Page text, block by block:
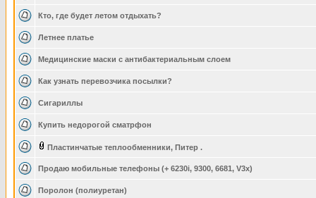
Кто, где будет летом отдыхать?
Летнее платье
Медицинские маски с антибактериальным слоем
Как узнать перевозчика посылки?
Сигариллы
Купить недорогой сматрфон
Пластинчатые теплообменники, Питер .
Продаю мобильные телефоны (+ 6230i, 9300, 6681, V3x)
Поролон (полиуретан)